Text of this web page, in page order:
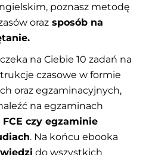
poznasz metodę
oraz sposób na
czeka na Ciebie 10 zadań na
czasowe w formie
oraz egzaminacyjnych,
na egzaminach
czy egzaminie
. Na końcu ebooka
do wszystkich